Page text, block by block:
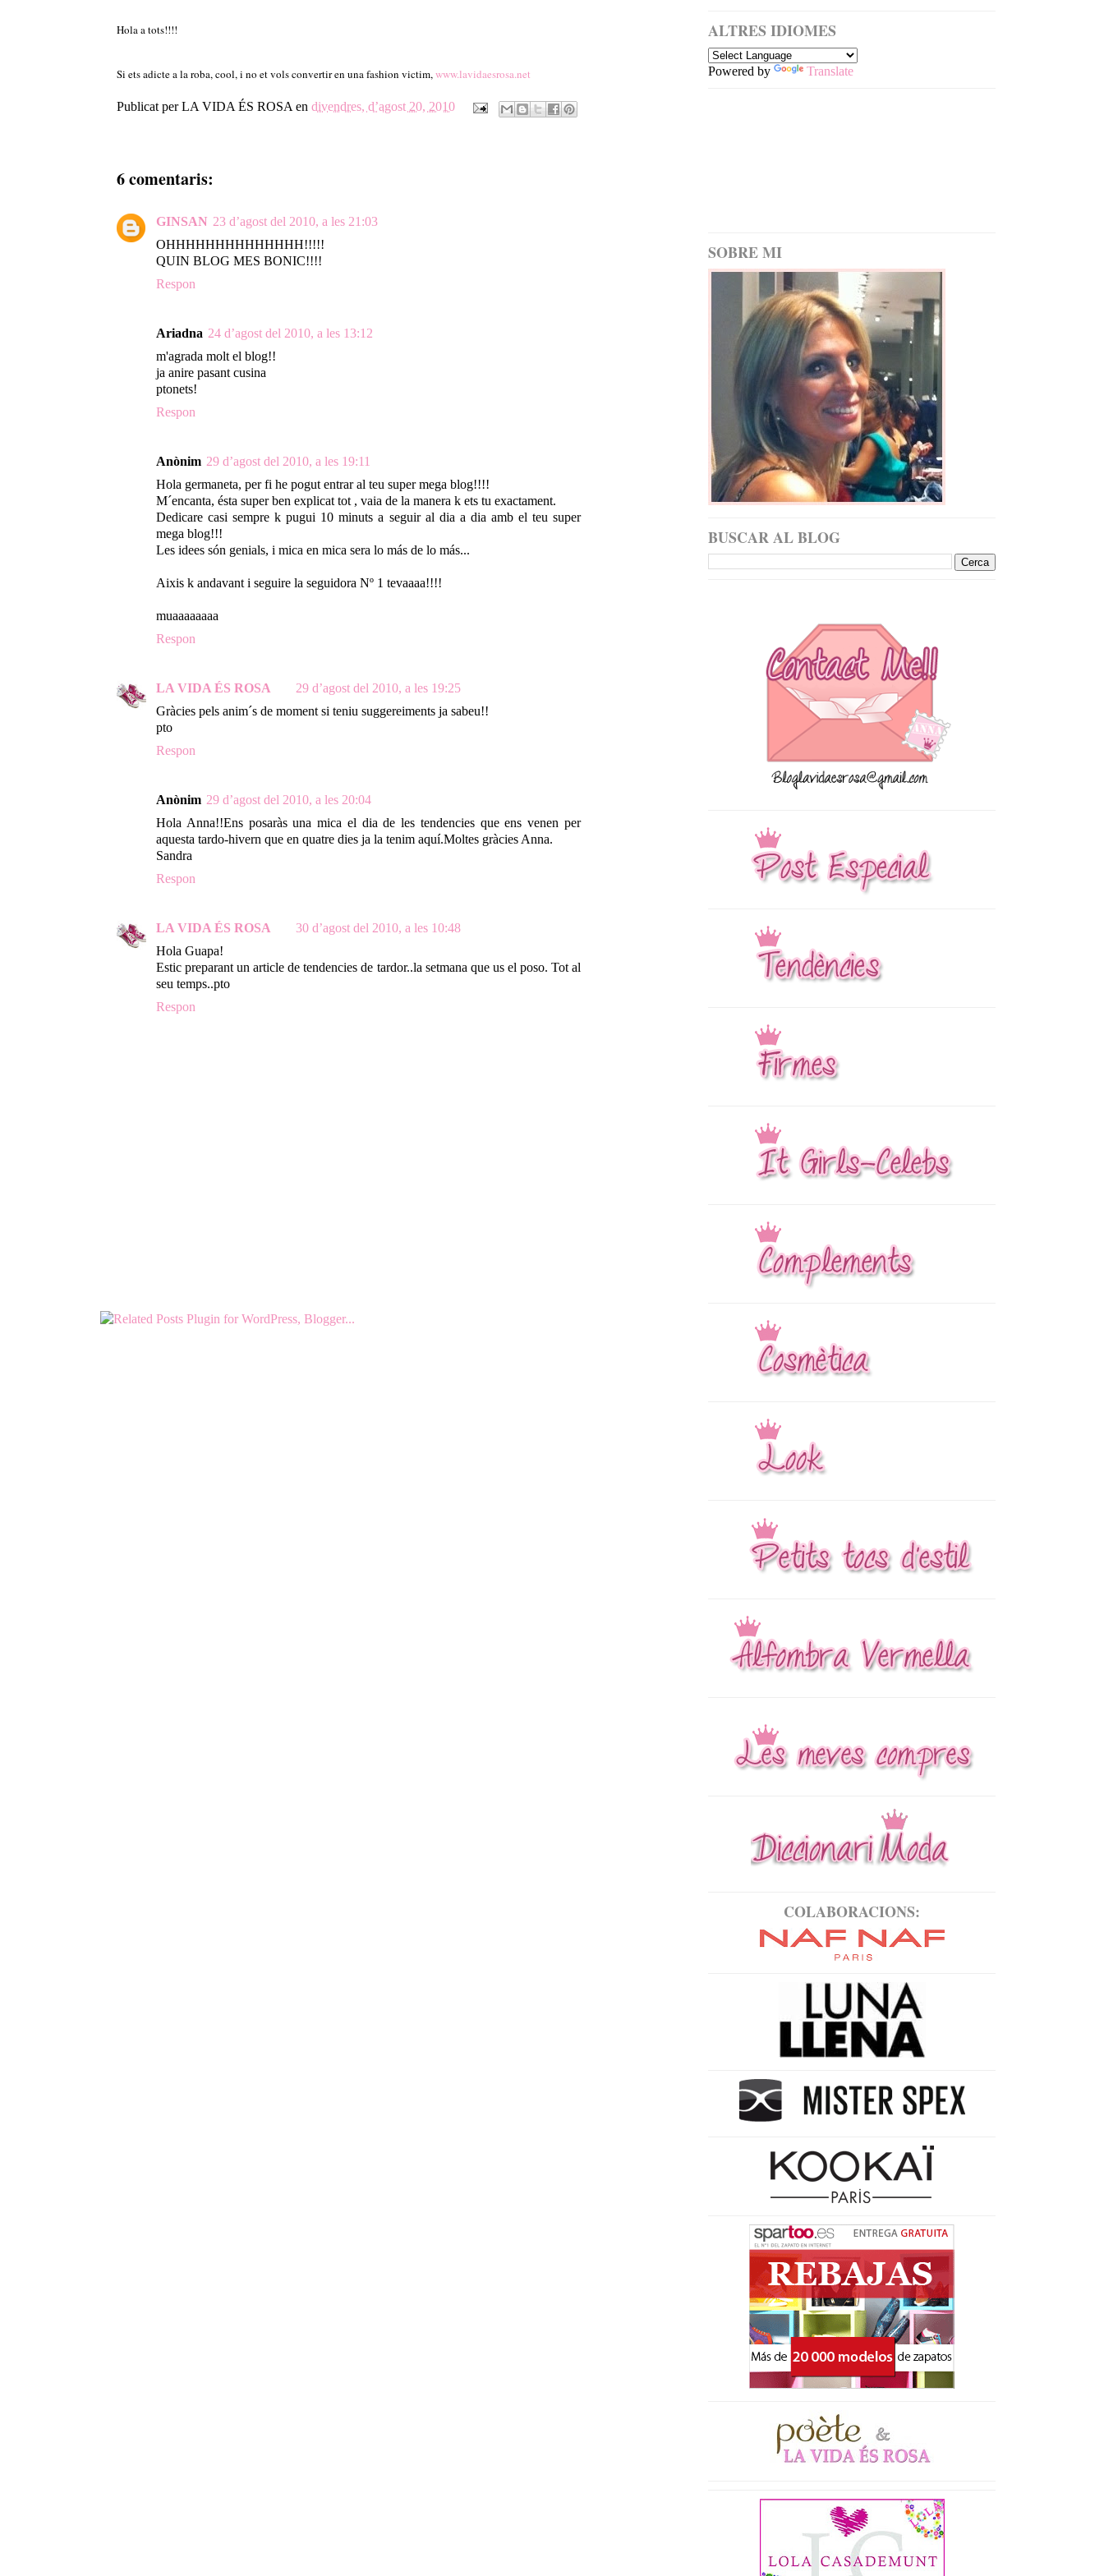
Hola a tots!!!!
Si ets adicte a la roba, cool, i no et vols convertir en una fashion victim,www.lavidaesrosa.net
Publicat perLA VIDA ÉS ROSA en divendres, d’agost 20, 2010
6 comentaris:
GINSAN 23 d’agost del 2010, a les 21:03
OHHHHHHHHHHHHHH!!!!!
QUIN BLOG MES BONIC!!!!
Respon
Ariadna 24 d’agost del 2010, a les 13:12
m'agrada molt el blog!!
ja anire pasant cusina
ptonets!
Respon
Anònim 29 d’agost del 2010, a les 19:11
Hola germaneta, per fi he pogut entrar al teu super mega blog!!!!
M´encanta, ésta super ben explicat tot , vaia de la manera k ets tu exactament.
Dedicare casi sempre k pugui 10 minuts a seguir al dia a dia amb el teu super
mega blog!!!
Les idees són genials, i mica en mica sera lo más de lo más...
Aixis k andavant i seguire la seguidora Nº 1 tevaaaa!!!!
muaaaaaaaa
Respon
LA VIDA ÉS ROSA
29 d’agost del 2010, a les 19:25
Gràcies pels anim´s de moment si teniu suggereiments ja sabeu!!
pto
Respon
Anònim 29 d’agost del 2010, a les 20:04
Hola Anna!!Ens posaràs una mica el dia de les tendencies que ens venen per
aquesta tardo-hivern que en quatre dies ja la tenim aquí.Moltes gràcies Anna.
Sandra
Respon
LA VIDA ÉS ROSA
30 d’agost del 2010, a les 10:48
Hola Guapa!
Estic preparant un article de tendencies de tardor..la setmana que us el poso. Tot al
seu temps..pto
Respon
ALTRES IDIOMES
Powered by Translate
SOBRE MI
BUSCAR AL BLOG
COLABORACIONS: